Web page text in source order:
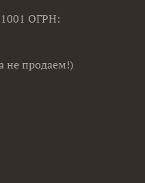
ОГРН:
не продаем!)